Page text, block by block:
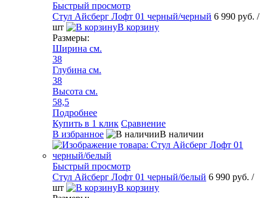
Быстрый просмотр
Стул Айсберг Лофт 01 черный/черный 6 990 руб. /
шт
В корзину
Размеры:
Ширина см.
38
Глубина см.
38
Высота см.
58,5
Подробнее
Купить в 1 клик Сравнение
В избранное
В наличии
Быстрый просмотр
Стул Айсберг Лофт 01 черный/белый 6 990 руб. /
шт
В корзину